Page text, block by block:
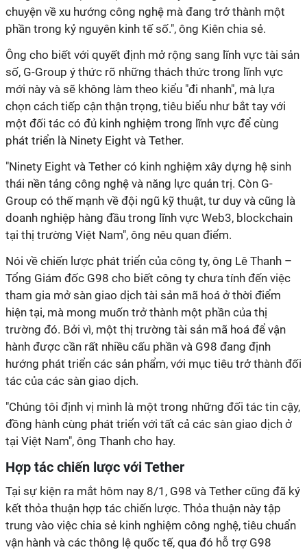
chuyện về xu hướng công nghệ mà đang trở thành một
phần trong kỷ nguyên kinh tế số.", ông Kiên chia sẻ.
Ông cho biết với quyết định mở rộng sang lĩnh vực tài sản
số, G-Group ý thức rõ những thách thức trong lĩnh vực
mới này và sẽ không làm theo kiểu "đi nhanh", mà lựa
chọn cách tiếp cận thận trọng, tiêu biểu như bắt tay với
một đối tác có đủ kinh nghiệm trong lĩnh vực để cùng
phát triển là Ninety Eight và Tether.
"Ninety Eight và Tether có kinh nghiệm xây dựng hệ sinh
thái nền tảng công nghệ và năng lực quản trị. Còn G-
Group có thế mạnh về đội ngũ kỹ thuật, tư duy và cũng là
doanh nghiệp hàng đầu trong lĩnh vực Web3, blockchain
tại thị trường Việt Nam", ông nêu quan điểm.
Nói về chiến lược phát triển của công ty, ông Lê Thanh –
Tổng Giám đốc G98 cho biết công ty chưa tính đến việc
tham gia mở sàn giao dịch tài sản mã hoá ở thời điểm
hiện tại, mà mong muốn trở thành một phần của thị
trường đó. Bởi vì, một thị trường tài sản mã hoá để vận
hành được cần rất nhiều cấu phần và G98 đang định
hướng phát triển các sản phẩm, với mục tiêu trở thành đối
tác của các sàn giao dịch.
"Chúng tôi định vị mình là một trong những đối tác tin cậy,
đồng hành cùng phát triển với tất cả các sàn giao dịch ở
tại Việt Nam", ông Thanh cho hay.
Hợp tác chiến lược với Tether
Tại sự kiện ra mắt hôm nay 8/1, G98 và Tether cũng đã ký
kết thỏa thuận hợp tác chiến lược. Thỏa thuận này tập
trung vào việc chia sẻ kinh nghiệm công nghệ, tiêu chuẩn
vận hành và các thông lệ quốc tế, qua đó hỗ trợ G98